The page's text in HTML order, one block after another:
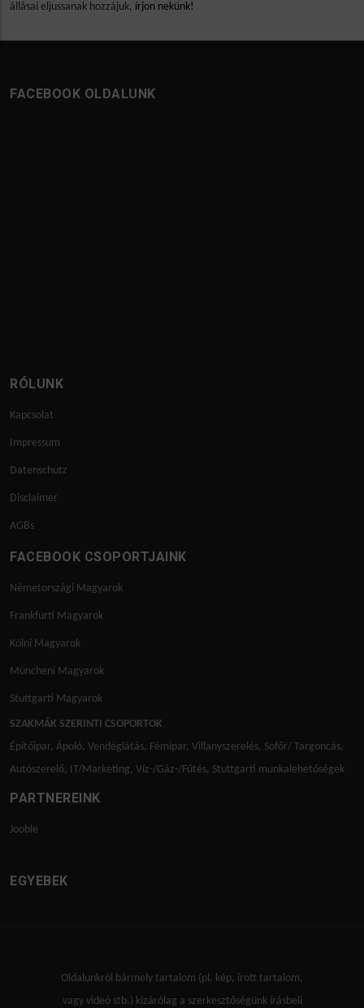
állásai eljussanak hozzájuk, írjon nekünk!
FACEBOOK OLDALUNK
RÓLUNK
Kapcsolat
Impressum
Datenschutz
Disclaimer
AGBs
FACEBOOK CSOPORTJAINK
Németországi Magyarok
Frankfurti Magyarok
Kölni Magyarok
Müncheni Magyarok
Stuttgarti Magyarok
SZAKMÁK SZERINTI CSOPORTOK
Építőipar, Ápoló, Vendéglátás, Fémipar, Villanyszerelés, Sofőr/ Targoncás,
Autószerelő, IT/Marketing, Víz-/Gáz-/Fűtés, Stuttgarti munkalehetőségek
PARTNEREINK
Jooble
EGYEBEK
Oldalunkról bármely tartalom (pl. kép, írott tartalom,
vagy videó stb.) kizárólag a szerkesztőségünk írásbeli